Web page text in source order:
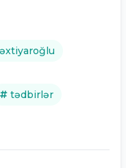
tədbirlər